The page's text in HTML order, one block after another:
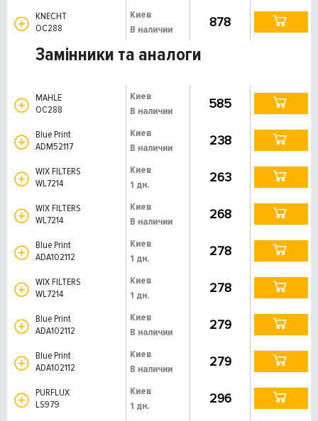
KNECHT
OC288
Киев
В наличии
878
Замінники та аналоги
MAHLE
OC288
Киев
В наличии
585
Blue Print
ADM52117
Киев
В наличии
238
WIX FILTERS
WL7214
Киев
1 дн.
263
WIX FILTERS
WL7214
Киев
В наличии
268
Blue Print
ADA102112
Киев
1 дн.
278
WIX FILTERS
WL7214
Киев
1 дн.
278
Blue Print
ADA102112
Киев
В наличии
279
Blue Print
ADA102112
Киев
В наличии
279
PURFLUX
LS979
Киев
1 дн.
296